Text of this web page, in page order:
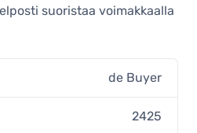
suoristaa voimakkaalla
de Buyer
2425